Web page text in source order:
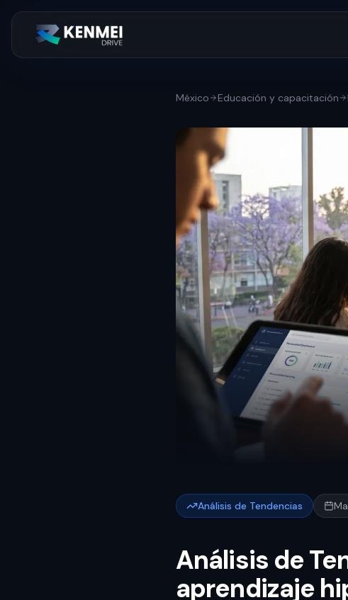
México Educación y capacitación
Análisis de Tendencias
Análisis de
aprendizaje